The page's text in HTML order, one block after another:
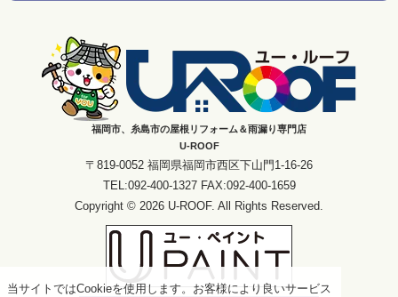
当サイトではCookieを使用します。お客様により良いサービス
福岡市、糸島市の屋根リフォーム＆雨漏り専門店
U-ROOF
〒819-0052 福岡県福岡市西区下山門1-16-26
TEL:092-400-1327 FAX:092-400-1659
Copyright © 2026 U-ROOF. All Rights Reserved.